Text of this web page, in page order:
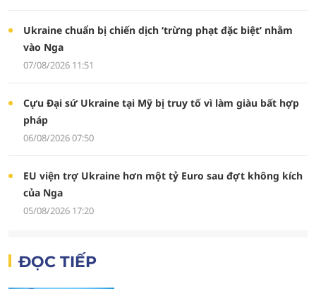
Ukraine chuẩn bị chiến dịch ‘trừng phạt đặc biệt’ nhằm
vào Nga
07/08/2026 11:51
Cựu Đại sứ Ukraine tại Mỹ bị truy tố vì làm giàu bất hợp
pháp
06/08/2026 07:50
EU viện trợ Ukraine hơn một tỷ Euro sau đợt không kích
của Nga
05/08/2026 17:20
ĐỌC TIẾP